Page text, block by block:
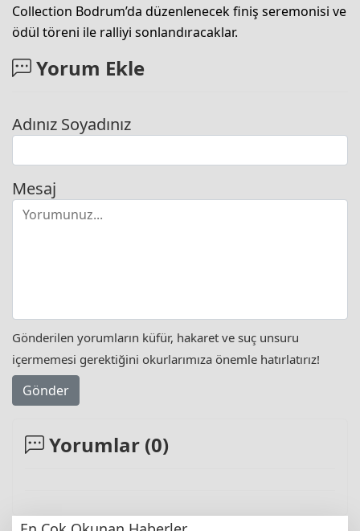
Collection Bodrum’da düzenlenecek finiş seremonisi ve
ödül töreni ile ralliyi sonlandıracaklar.
Yorum Ekle
Adınız Soyadınız
Mesaj
Gönderilen yorumların küfür, hakaret ve suç unsuru
içermemesi gerektiğini okurlarımıza önemle hatırlatırız!
Gönder
Yorumlar (0)